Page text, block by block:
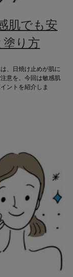
肌でも安
塗り方
、日焼け止めが肌に
意を。今回は敏感肌
ントを紹介しま